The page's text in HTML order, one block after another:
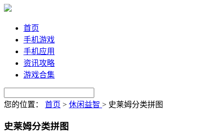
首页
手机游戏
手机应用
资讯攻略
游戏合集
您的位置： 首页 > 休闲益智 > 史莱姆分类拼图
史莱姆分类拼图